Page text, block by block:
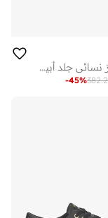
كيدز سنيكرز نسائي جلد أبيض سهل الارتداء
-45%